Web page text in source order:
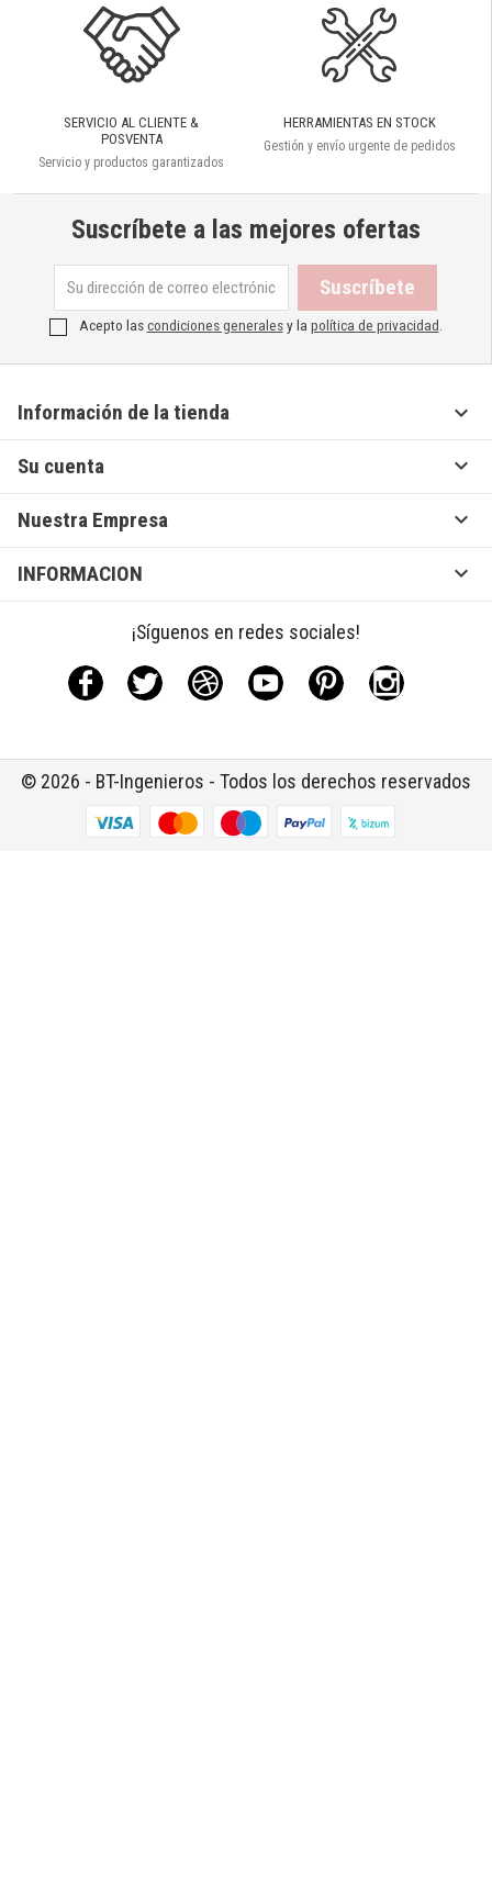
SERVICIO AL CLIENTE &
POSVENTA
Servicio y productos garantizados
HERRAMIENTAS EN STOCK
Gestión y envío urgente de pedidos
Suscríbete a las mejores ofertas
Acepto lascondiciones generalesy la política de privacidad
Información de la tienda 
Su cuenta 
Nuestra Empresa 
INFORMACION 
¡Síguenos en redes sociales!
Facebook Twitter Rss YouTubePinterestInstagram
© 2026 - BT-Ingenieros - Todos los derechos reservados